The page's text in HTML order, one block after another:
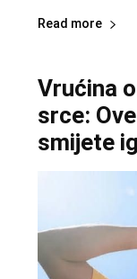
Read more
Vrućina
srce:
smijete